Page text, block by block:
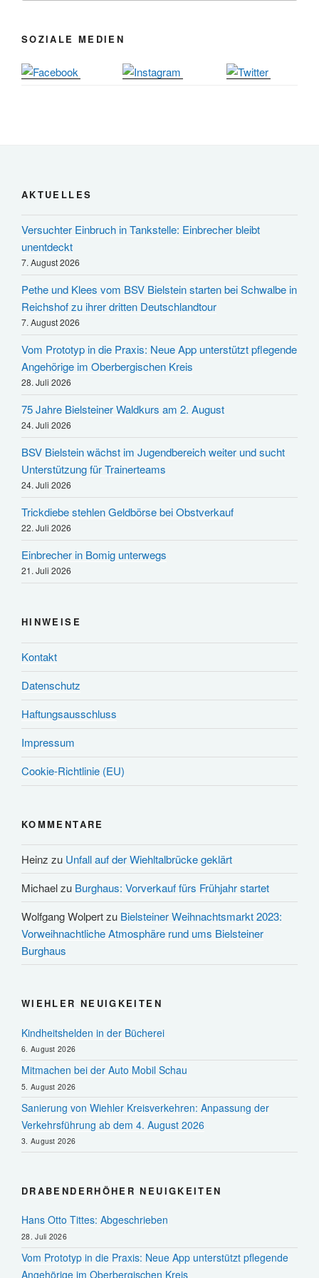
SOZIALE MEDIEN
AKTUELLES
Versuchter Einbruch in Tankstelle: Einbrecher bleibt
unentdeckt
7. August 2026
Pethe und Klees vom BSV Bielstein starten bei Schwalbe in
Reichshof zu ihrer dritten Deutschlandtour
7. August 2026
Vom Prototyp in die Praxis: Neue App unterstützt pflegende
Angehörige im Oberbergischen Kreis
28. Juli 2026
75 Jahre Bielsteiner Waldkurs am 2. August
24. Juli 2026
BSV Bielstein wächst im Jugendbereich weiter und sucht
Unterstützung für Trainerteams
24. Juli 2026
Trickdiebe stehlen Geldbörse bei Obstverkauf
22. Juli 2026
Einbrecher in Bomig unterwegs
21. Juli 2026
HINWEISE
Kontakt
Datenschutz
Haftungsausschluss
Impressum
Cookie-Richtlinie (EU)
KOMMENTARE
Heinz zu Unfall auf der Wiehltalbrücke geklärt
Michaelzu Burghaus: Vorverkauf fürs Frühjahr startet
Wolfgang Wolpertzu Bielsteiner Weihnachtsmarkt 2023:
Vorweihnachtliche Atmosphäre rund ums Bielsteiner
Burghaus
WIEHLER NEUIGKEITEN
Kindheitshelden in der Bücherei
6. August 2026
Mitmachen bei der Auto Mobil Schau
5. August 2026
Sanierung von Wiehler Kreisverkehren: Anpassung der
Verkehrsführung ab dem 4. August 2026
3. August 2026
DRABENDERHÖHER NEUIGKEITEN
Hans Otto Tittes: Abgeschrieben
28. Juli 2026
Vom Prototyp in die Praxis: Neue App unterstützt pflegende
Angehörige im Oberbergischen Kreis